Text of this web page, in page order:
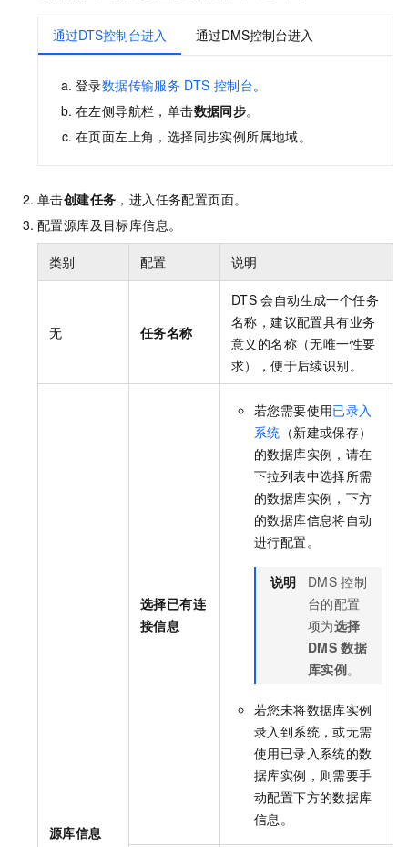
通过DTS控制台进入 通过DMS控制台进入
登录数据传输服务 DTS 控制台。
在左侧导航栏，单击数据同步。
在页面左上角，选择同步实例所属地域。
单击创建任务 ，进入任务配置页面。
配置源库及目标库信息。
类别 配置 说明
无 任务名称
DTS 会自动生成一个任务
名称，建议配置具有业务
意义的名称（无唯一性要
求），便于后续识别。
源库信息
选择已有连
接信息
若您需要使用已录入
系统 （新建或保存）
的数据库实例，请在
下拉列表中选择所需
的数据库实例，下方
的数据库信息将自动
进行配置。
说明 DMS 控制
台的配置
项为选择
DMS 数据
库实例。
若您未将数据库实例
录入到系统，或无需
使用已录入系统的数
据库实例，则需要手
动配置下方的数据库
信息。